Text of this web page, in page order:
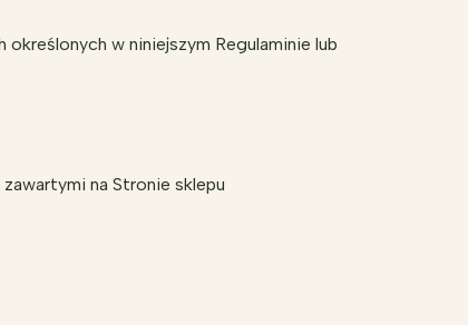
w niniejszym Regulaminie lub
na Stronie sklepu